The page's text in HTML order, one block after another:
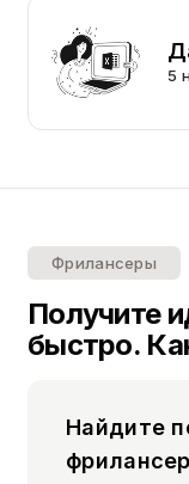
5
Фрилансеры
Получите
быстро.
Найдите